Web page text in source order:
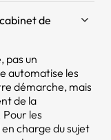
de
pas un
automatise les
démarche, mais
de la
Pour les
charge du sujet